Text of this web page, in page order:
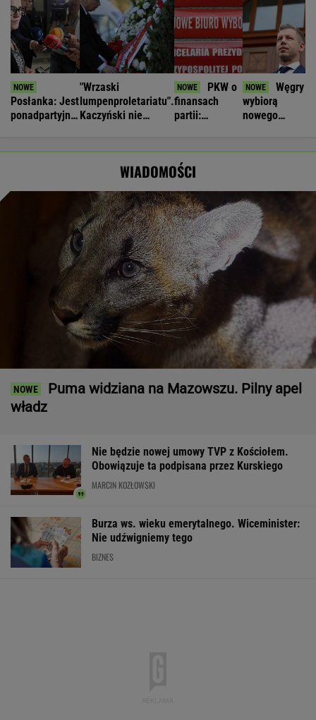
Posłanka: Jest
ponadpartyjna
"Wrzaski
lumpenproletariatu".
Kaczyński nie
PKW o
finansach
partii:
Węgry
wybiorą
nowego
WIADOMOŚCI
Puma widziana na Mazowszu. Pilny apel
władz
Nie będzie nowej umowy TVP z Kościołem.
Obowiązuje ta podpisana przez Kurskiego
MARCIN KOZŁOWSKI
Burza ws. wieku emerytalnego. Wiceminister:
Nie udźwigniemy tego
BIZNES